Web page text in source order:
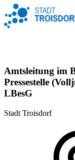
Amtsleitung im
Pressestelle
LBesG
Stadt Troisdorf